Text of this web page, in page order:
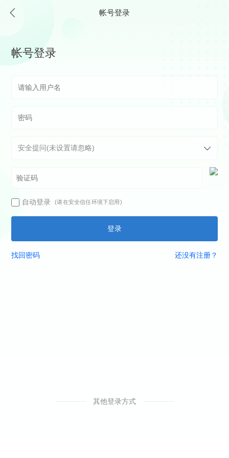
帐号登录
帐号登录
自动登录 (请在安全信任环境下启用)
登录
找回密码 还没有注册？
其他登录方式